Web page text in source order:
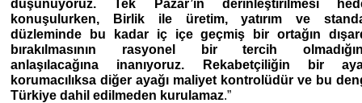
düşünüyoruz. Tek Pazar’ın derinleştirilmesi
konuşulurken, Birlik ile üretim, yatırım ve
düzleminde bu kadar iç içe geçmiş bir ortağın
bırakılmasının rasyonel bir tercih
anlaşılacağına inanıyoruz. Rekabetçiliğin bir
korumacılıksa diğer ayağı maliyet kontrolüdür ve bu
Türkiye dahil edilmeden kurulamaz.”